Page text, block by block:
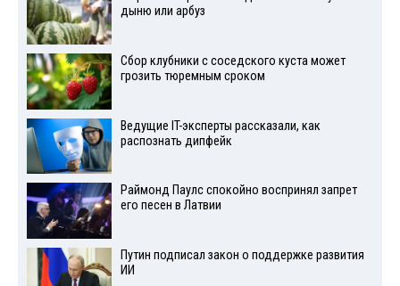
дыню или арбуз
Сбор клубники с соседского куста может
грозить тюремным сроком
Ведущие IT-эксперты рассказали, как
распознать дипфейк
Раймонд Паулс спокойно воспринял запрет
его песен в Латвии
Путин подписал закон о поддержке развития
ИИ